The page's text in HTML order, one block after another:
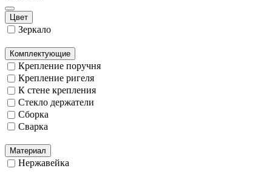
Цвет
Зеркало
Комплектующие
Крепление поручня
Крепление ригеля
К стене крепления
Стекло держатели
Сборка
Сварка
Материал
Нержавейка